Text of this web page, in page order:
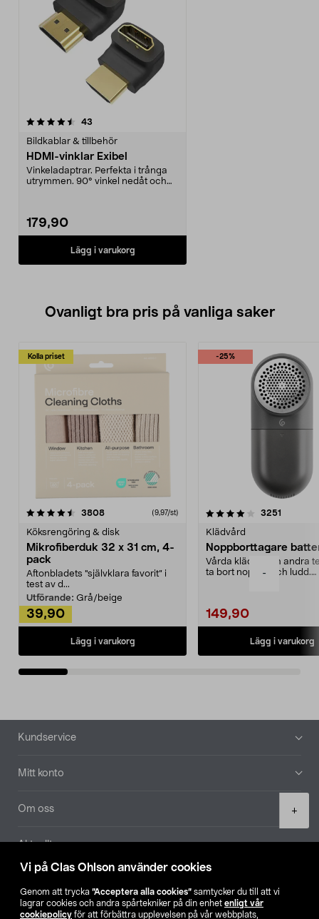
Vi på Clas Ohlson använder cookies
Genom att trycka ”Acceptera alla cookies” samtycker du till att vi
lagrar cookies och andra spårtekniker på din enhet enligt vår
cookiepolicy för att förbättra upplevelsen på vår webbplats,
-
+
43
Bildkablar & tillbehör
HDMI-vinklar Exibel
Vinkeladaptrar. Perfekta i trånga
utrymmen. 90° vinkel nedåt och
179,90
Lägg i varukorg
Ovanligt bra pris på vanliga saker
Kolla priset
3808recensioner (9,97/st)
Köksrengöring & disk
Mikrofiberduk 32 x 31 cm, 4-
pack
Aftonbladets "självklara favorit” i
test av d...
Utförande: Grå/beige
39,90
Lägg i varukorg
-25%
4.0av 5 stjärnor 3251
Klädvård
Noppborttagare
Vårda kläder och andra
ta bort noppor och ludd.
149,90
Lägg i varukorg
4.5av 5 stjärnor
Sidfot
Kundservice
Mitt konto
Om oss
Aktuellt
Hitta butik